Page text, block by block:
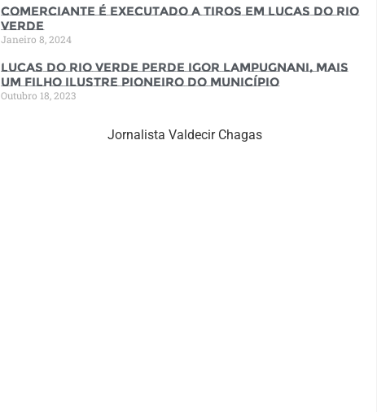
Comerciante é executado a tiros em Lucas do Rio
Verde
Janeiro 8, 2024
Lucas do Rio Verde perde Igor Lampugnani, mais
um filho ilustre pioneiro do município
Outubro 18, 2023
Jornalista Valdecir Chagas